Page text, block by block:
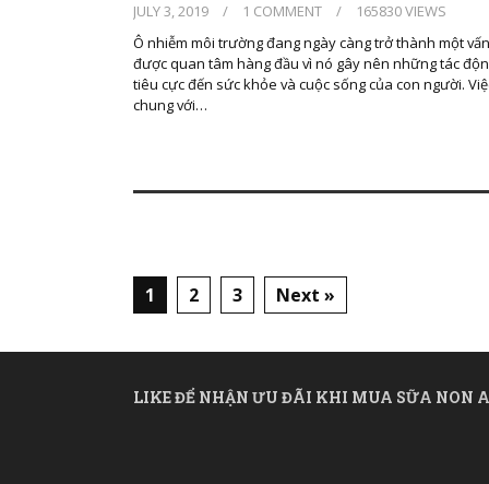
JULY 3, 2019 / 1 COMMENT /
165830 VIEWS
Ô nhiễm môi trường đang ngày càng trở thành một
được quan tâm hàng đầu vì nó gây nên những tác
tiêu cực đến sức khỏe và cuộc sống của con người.
chung với…
1 2 3 Next »
LIKE ĐỂ NHẬN ƯU ĐÃI KHI MUA SỮA NON